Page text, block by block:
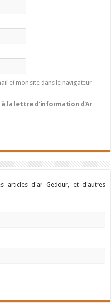
et mon site dans le navigateur
à la lettre d'information d'Ar
articles d'ar Gedour, et d'autres